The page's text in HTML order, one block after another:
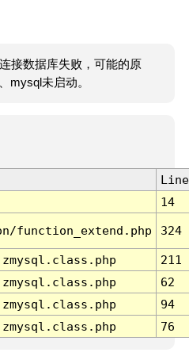
接数据库失败，可能的原
mysql未启动。
Line
14
function_extend.php 324
211
62
94
76